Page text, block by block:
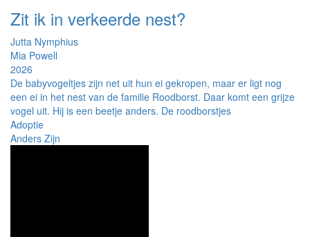
Zit ik in verkeerde nest?
Jutta Nymphius
Mia Powell
2026
De babyvogeltjes zijn net uit hun ei gekropen, maar er ligt nog
een ei in het nest van de familie Roodborst. Daar komt een grijze
vogel uit. Hij is een beetje anders. De roodborstjes
Adoptie
Anders Zijn